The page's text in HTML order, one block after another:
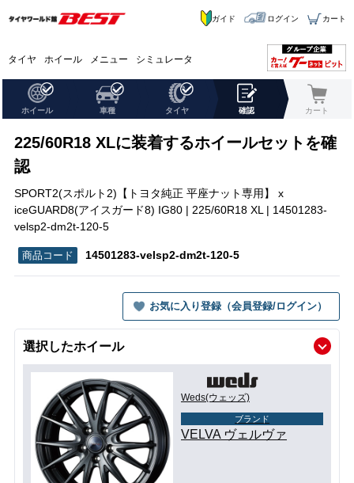
タイヤ ホイール メニュー シミュレータ
ガイド ログイン カート
ホイール 車種 タイヤ 確認 カート
225/60R18 XLに装着するホイールセットを確
認
SPORT2(スポルト2)【トヨタ純正 平座ナット専用】 x
iceGUARD8(アイスガード8) IG80 | 225/60R18 XL | 14501283-
velsp2-dm2t-120-5
14501283-velsp2-dm2t-120-5
お気に入り登録（会員登録/ログイン）
選択したホイール
Weds(ウェッズ)
ブランド
VELVA ヴェルヴァ